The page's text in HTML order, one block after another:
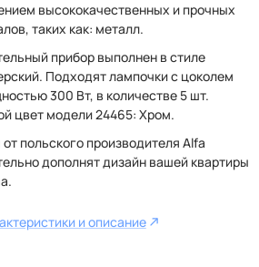
высококачественных и прочных
таких как: металл.
прибор выполнен в стиле
Подходят лампочки с цоколем
300 Вт, в количестве 5 шт.
цвет модели 24465: Хром.
польского производителя Alfa
дополнят дизайн вашей квартиры
и описание